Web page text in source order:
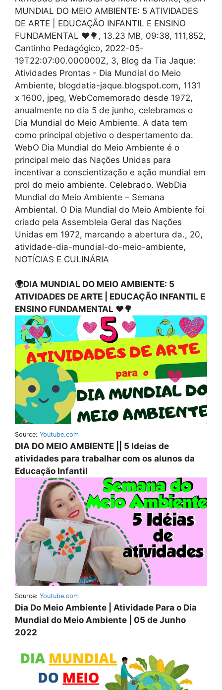
MUNDIAL DO MEIO AMBIENTE: 5 ATIVIDADES
DE ARTE | EDUCAÇÃO INFANTIL E ENSINO
FUNDAMENTAL ❤🌳, 13.23 MB, 09:38, 111,852,
Cantinho Pedagógico, 2022-05-
19T22:07:00.000000Z, 3, Blog da Tia Jaque:
Atividades Prontas - Dia Mundial do Meio
Ambiente, blogdatia-jaque.blogspot.com, 1131
x 1600, jpeg, WebComemorado desde 1972,
anualmente no dia 5 de junho, celebramos o
Dia Mundial do Meio Ambiente. A data tem
como principal objetivo o despertamento da.
WebO Dia Mundial do Meio Ambiente é o
principal meio das Nações Unidas para
incentivar a conscientização e ação mundial em
prol do meio ambiente. Celebrado. WebDia
Mundial do Meio Ambiente – Semana
Ambiental. O Dia Mundial do Meio Ambiente foi
criado pela Assembleia Geral das Nações
Unidas em 1972, marcando a abertura da., 20,
atividade-dia-mundial-do-meio-ambiente,
NOTÍCIAS E CULINÁRIA
🌍DIA MUNDIAL DO MEIO AMBIENTE: 5
ATIVIDADES DE ARTE | EDUCAÇÃO INFANTIL E
ENSINO FUNDAMENTAL ❤🌳
Source: Youtube.com
DIA DO MEIO AMBIENTE || 5 Ideias de
atividades para trabalhar com os alunos da
Educação Infantil
Source: Youtube.com
Dia Do Meio Ambiente | Atividade Para o Dia
Mundial do Meio Ambiente | 05 de Junho
2022